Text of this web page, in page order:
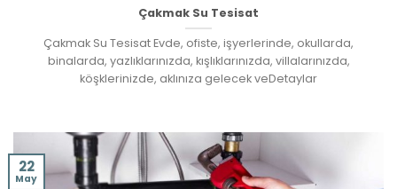
Çakmak Su Tesisat
Çakmak Su Tesisat Evde, ofiste, işyerlerinde, okullarda,
binalarda, yazlıklarınızda, kışlıklarınızda, villalarınızda,
köşklerinizde, aklınıza gelecek veDetaylar
22
May